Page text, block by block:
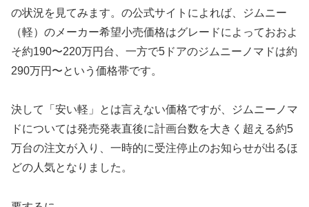
の状況を見てみます。の公式サイトによれば、ジムニー
（軽）のメーカー希望小売価格はグレードによっておおよ
そ約190〜220万円台、一方で5ドアのジムニーノマドは約
290万円〜という価格帯です。
決して「安い軽」とは言えない価格ですが、ジムニーノマ
ドについては発売発表直後に計画台数を大きく超える約5
万台の注文が入り、一時的に受注停止のお知らせが出るほ
どの人気となりました。